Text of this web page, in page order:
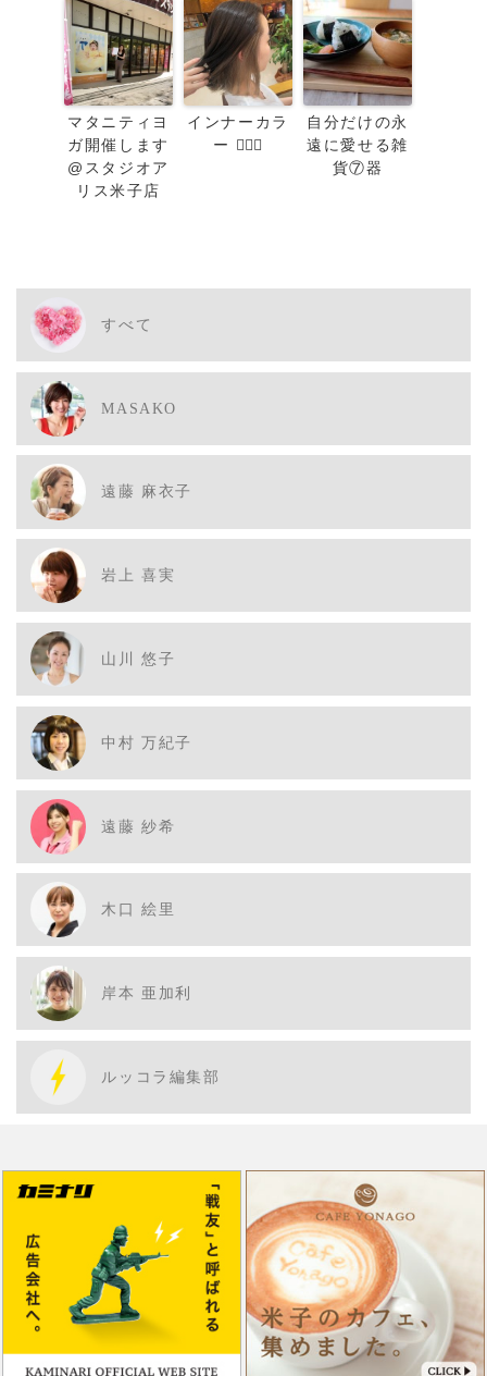
マタニティヨ
ガ開催します
@スタジオア
リス米子店
インナーカラ
ー 👱🏻‍♀️
自分だけの永
遠に愛せる雑
貨⑦器
すべて
MASAKO
遠藤 麻衣子
岩上 喜実
山川 悠子
中村 万紀子
遠藤 紗希
木口 絵里
岸本 亜加利
ルッコラ編集部